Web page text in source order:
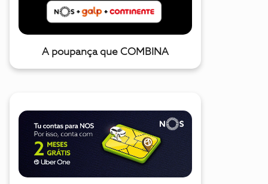
A poupança que COMBINA